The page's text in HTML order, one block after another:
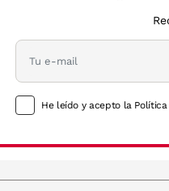
He leído y acepto la